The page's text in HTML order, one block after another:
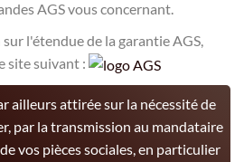
AGS vous concernant.
l'étendue de la garantie AGS,
site suivant :
ailleurs attirée sur la nécessité de
par la transmission au mandataire
vos pièces sociales, en particulier